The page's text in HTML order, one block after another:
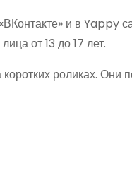
и в Yappy
от 13 до 17 лет.
коротких роликах.